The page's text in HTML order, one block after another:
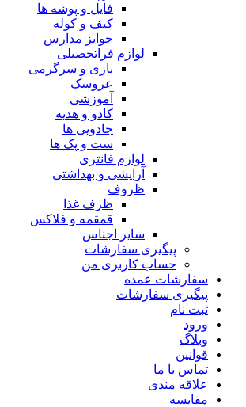
فایل و پوشه ها
کیف و کوله
جوایز مدارس
لوازم فراتحصیلی
بازی و سرگرمی
عروسک
آموزشی
کادو و هدیه
جادویی ها
ست و پک ها
لوازم فانتزی
آرایشی و بهداشتی
ظروف
ظرف غذا
قمقمه و فلاکس
سایر اجناس
پیگیری سفارشات
حساب کاربری من
سفارشات عمده
پیگیری سفارشات
ثبت نام
ورود
وبلاگ
قوانین
تماس با ما
علاقه مندی
مقايسه